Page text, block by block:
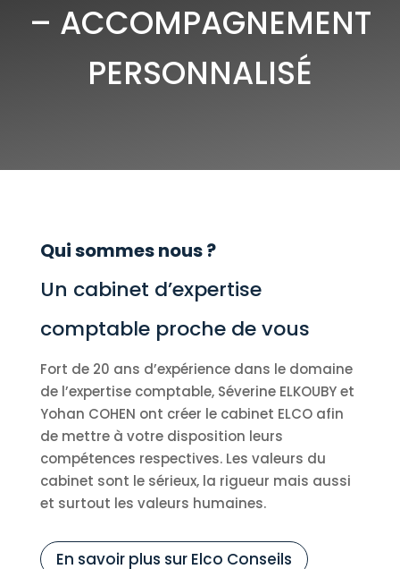
– ACCOMPAGNEMENT
PERSONNALISÉ
Qui sommes nous ?
Un cabinet d’expertise
comptable proche de vous
Fort de 20 ans d’expérience dans le domaine
de l’expertise comptable, Séverine ELKOUBY et
Yohan COHEN ont créer le cabinet ELCO afin
de mettre à votre disposition leurs
compétences respectives. Les valeurs du
cabinet sont le sérieux, la rigueur mais aussi
et surtout les valeurs humaines.
En savoir plus sur Elco Conseils